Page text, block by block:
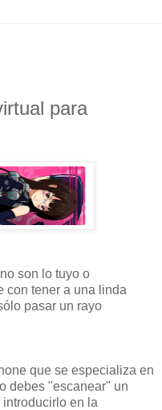
para
son lo tuyo o
con tener a una linda
pasar un rayo
que se especializa en
debes "escanear" un
en la